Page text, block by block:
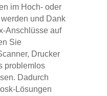
im Hoch- oder
und Dank
Anschlüsse auf
Sie
Drucker
problemlos
Dadurch
Lösungen